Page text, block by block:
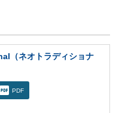
（ネオトラディショナ
PDF